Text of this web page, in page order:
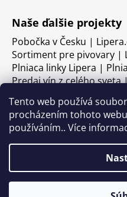
Tento web používá
procházením tohoto
používáním.. Více
Naše ďalšie projekty
Pobočka v Česku |
Sortiment pre pivovary |
Plniaca linky Lipera |
Predaj vín z celého sveta